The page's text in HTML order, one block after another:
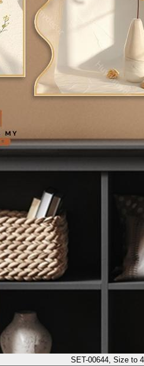
SET-00644, Size to